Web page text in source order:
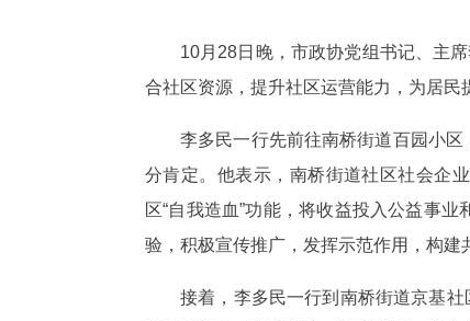
10月28日晚，市政协党组书记、主
合社区资源，提升社区运营能力，为居民
李多民一行先前往南桥街道百园小
分肯定。他表示，南桥街道社区社会企
区“自我造血”功能，将收益投入公益事
验，积极宣传推广，发挥示范作用，构建
接着，李多民一行到南桥街道京基